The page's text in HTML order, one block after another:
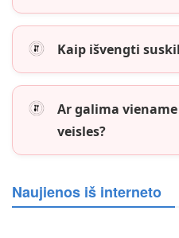
Kaip išvengti
Ar galima
veisles?
Naujienos iš interneto